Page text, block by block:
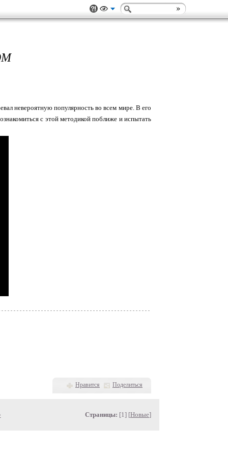
невероятную популярность во всем мире. В его
с этой методикой поближе и испытать
Нравится Поделиться
Страницы: [1] [Новые]